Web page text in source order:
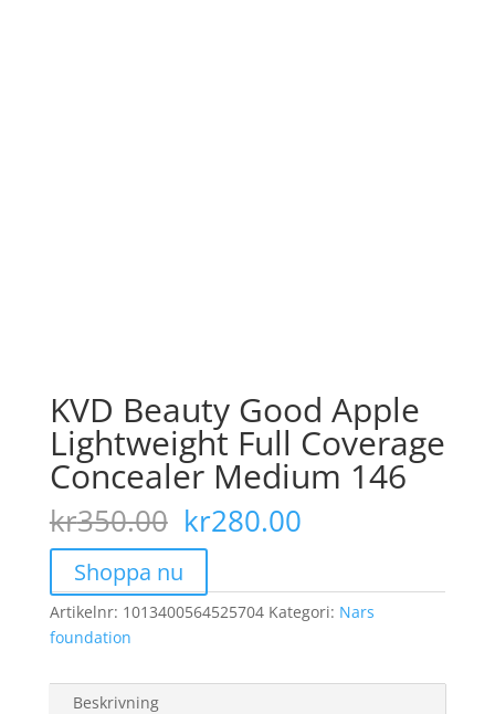
KVD Beauty Good Apple
Lightweight Full Coverage
Concealer Medium 146
kr350.00 Det
ursprungliga
priset
var:
kr350.00.
kr280.00Det
är:
kr280.00.
Shoppa nu
Artikelnr: 1013400564525704 Kategori: Nars
foundation
Beskrivning